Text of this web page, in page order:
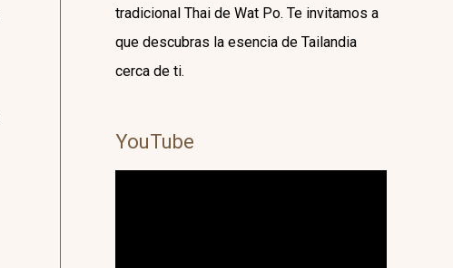
tradicional Thai de Wat Po. Te invitamos a
que descubras la esencia de Tailandia
cerca de ti.
YouTube